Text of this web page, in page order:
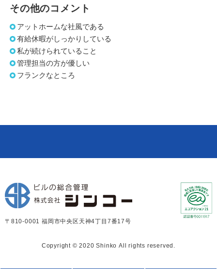
その他のコメント
アットホームな社風である
有給休暇がしっかりしている
私が続けられていること
管理担当の方が優しい
フランクなところ
〒810-0001 福岡市中央区天神4丁目7番17号
Copyright © 2020 Shinko All rights reserved.